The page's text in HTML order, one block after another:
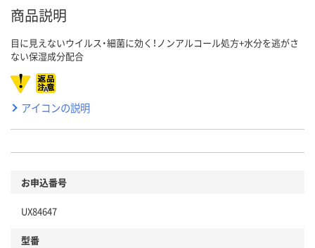
商品説明
目に見えないウイルス・細菌に効く！ノンアルコール処方+水分を逃がさ
ない保湿成分配合
アイコンの説明
お申込番号
UX84647
型番